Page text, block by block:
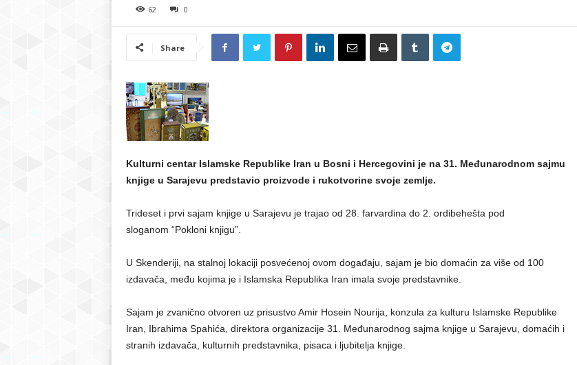
r
c
e
n
a
a
r
62 0
Share
Kulturni centar Islamske Republike Iran u Bosni i Hercegovini je na 31. Međunarodnom sajmu
knjige u Sarajevu predstavio proizvode i rukotvorine svoje zemlje.
Trideset i prvi sajam knjige u Sarajevu je trajao od 28. farvardina do 2. ordibehešta pod
sloganom “Pokloni knjigu”.
U Skenderiji, na stalnoj lokaciji posvećenoj ovom događaju, sajam je bio domaćin za više od 100
izdavača, među kojima je i Islamska Republika Iran imala svoje predstavnike.
Sajam je zvanično otvoren uz prisustvo Amir Hosein Nourija, konzula za kulturu Islamske Republike
Iran, Ibrahima Spahića, direktora organizacije 31. Međunarodnog sajma knjige u Sarajevu, domaćih i
stranih izdavača, kulturnih predstavnika, pisaca i ljubitelja knjige.